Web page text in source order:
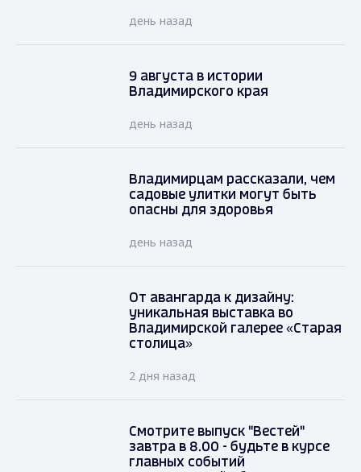
день назад
9 августа в истории
Владимирского края
день назад
Владимирцам рассказали, чем
садовые улитки могут быть
опасны для здоровья
день назад
От авангарда к дизайну:
уникальная выставка во
Владимирской галерее «Старая
столица»
2 дня назад
Смотрите выпуск "Вестей"
завтра в 8.00 - будьте в курсе
главных событий